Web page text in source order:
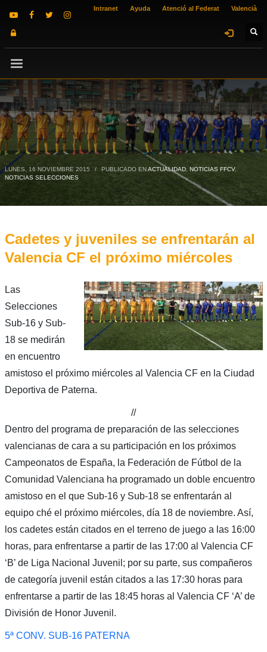
Intranet Ayuda Atenció al Federat Valencià
LUNES, 16 NOVIEMBRE 2015 / PUBLICADO ENACTUALIDAD, NOTICIAS FFCV,
NOTICIAS SELECCIONES
Cadetes y juveniles se enfrentarán al
Valencia CF el próximo miércoles
Las
Selecciones
Sub-16 y Sub-
18 se medirán
en encuentro
amistoso el próximo miércoles al Valencia CF en la Ciudad
Deportiva de Paterna.
//
Dentro del programa de preparación de las selecciones
valencianas de cara a su participación en los próximos
Campeonatos de España, la Federación de Fútbol de la
Comunidad Valenciana ha programado un doble encuentro
amistoso en el que Sub-16 y Sub-18 se enfrentarán al
equipo ché el próximo miércoles, día 18 de noviembre. Así,
los cadetes están citados en el terreno de juego a las 16:00
horas, para enfrentarse a partir de las 17:00 al Valencia CF
‘B’ de Liga Nacional Juvenil; por su parte, sus compañeros
de categoría juvenil están citados a las 17:30 horas para
enfrentarse a partir de las 18:45 horas al Valencia CF ‘A’ de
División de Honor Juvenil.
5ª CONV. SUB-16 PATERNA